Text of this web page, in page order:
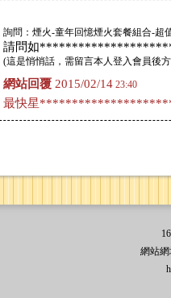
詢問 ：煙火-童年回憶煙火套餐組合-超
請問如
(這是悄悄話，需留言本人登入會員後
網站回覆 2015/02/14 23:40
最快星
網站網
http://